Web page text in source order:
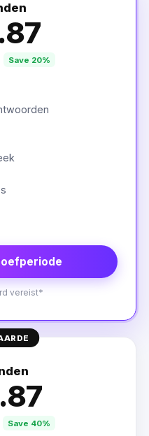
Save 20%
vereist*
Save 40%